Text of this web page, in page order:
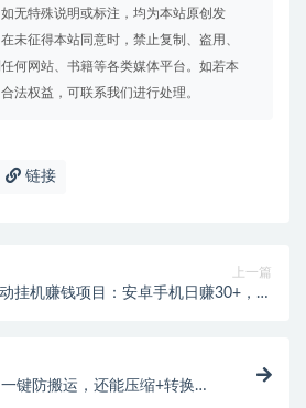
无特殊说明或标注，均为本站原创发
未征得本站同意时，禁止复制、盗用、
何网站、书籍等各类媒体平台。如若本
法权益，可联系我们进行处理。
链接
上一篇
挂机赚钱项目：安卓手机日赚30+，多
键防搬运，还能压缩+转换格